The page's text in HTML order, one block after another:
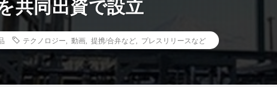
共同出資で設立
テクノロジー 動画 提携/合弁など プレスリリースなど